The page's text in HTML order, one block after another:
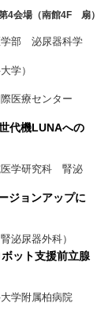
会場（南館4F 扇）
学部 泌尿器科学
学）
際医療センター
代機LUNAへの
医学研究科 腎泌
ジョンアップに
泌尿器外科）
ット支援前立腺
大学附属柏病院